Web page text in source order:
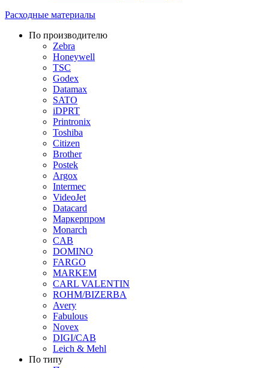
Расходные материалы
По производителю
Zebra
Honeywell
TSC
Godex
Datamax
SATO
iDPRT
Printronix
Toshiba
Citizen
Brother
Postek
Argox
Intermec
VideoJet
Datacard
Маркерпром
Monarch
CAB
DOMINO
FARGO
MARKEM
CARL VALENTIN
ROHM/BIZERBA
Avery
Fabulous
Novex
DIGI/CAB
Leich & Mehl
По типу